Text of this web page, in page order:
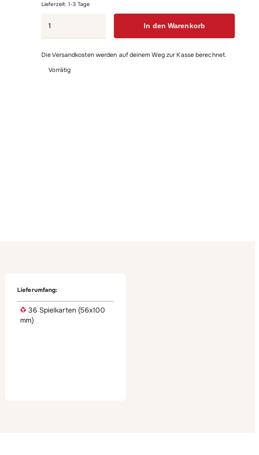
Lieferzeit:1-3 Tage
Schafkopf/Tarock,
Bild
Menge
In den Warenkorb
Die Versandkosten werden auf deinem Weg zur Kasse berechnet.
Vorrätig
Lieferumfang:
36 Spielkarten (56x100
mm)